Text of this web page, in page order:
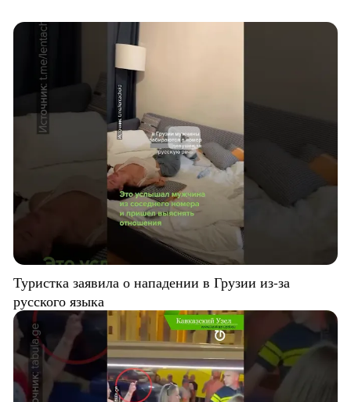
Туристка заявила о нападении в Грузии из-за
русского языка